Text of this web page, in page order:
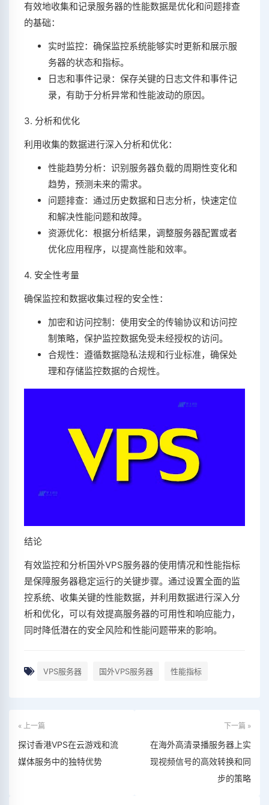
有效地收集和记录服务器的性能数据是优化和问题排查
的基础：
实时监控：确保监控系统能够实时更新和展示服
务器的状态和指标。
日志和事件记录：保存关键的日志文件和事件记
录，有助于分析异常和性能波动的原因。
3. 分析和优化
利用收集的数据进行深入分析和优化：
性能趋势分析：识别服务器负载的周期性变化和
趋势，预测未来的需求。
问题排查：通过历史数据和日志分析，快速定位
和解决性能问题和故障。
资源优化：根据分析结果，调整服务器配置或者
优化应用程序，以提高性能和效率。
4. 安全性考量
确保监控和数据收集过程的安全性：
加密和访问控制：使用安全的传输协议和访问控
制策略，保护监控数据免受未经授权的访问。
合规性：遵循数据隐私法规和行业标准，确保处
理和存储监控数据的合规性。
结论
有效监控和分析国外VPS服务器的使用情况和性能指标
是保障服务器稳定运行的关键步骤。通过设置全面的监
控系统、收集关键的性能数据，并利用数据进行深入分
析和优化，可以有效提高服务器的可用性和响应能力，
同时降低潜在的安全风险和性能问题带来的影响。
VPS服务器 国外VPS服务器 性能指标
« 上一篇
探讨香港VPS在云游戏和流
媒体服务中的独特优势
下一篇 »
在海外高清录播服务器上实
现视频信号的高效转换和同
步的策略